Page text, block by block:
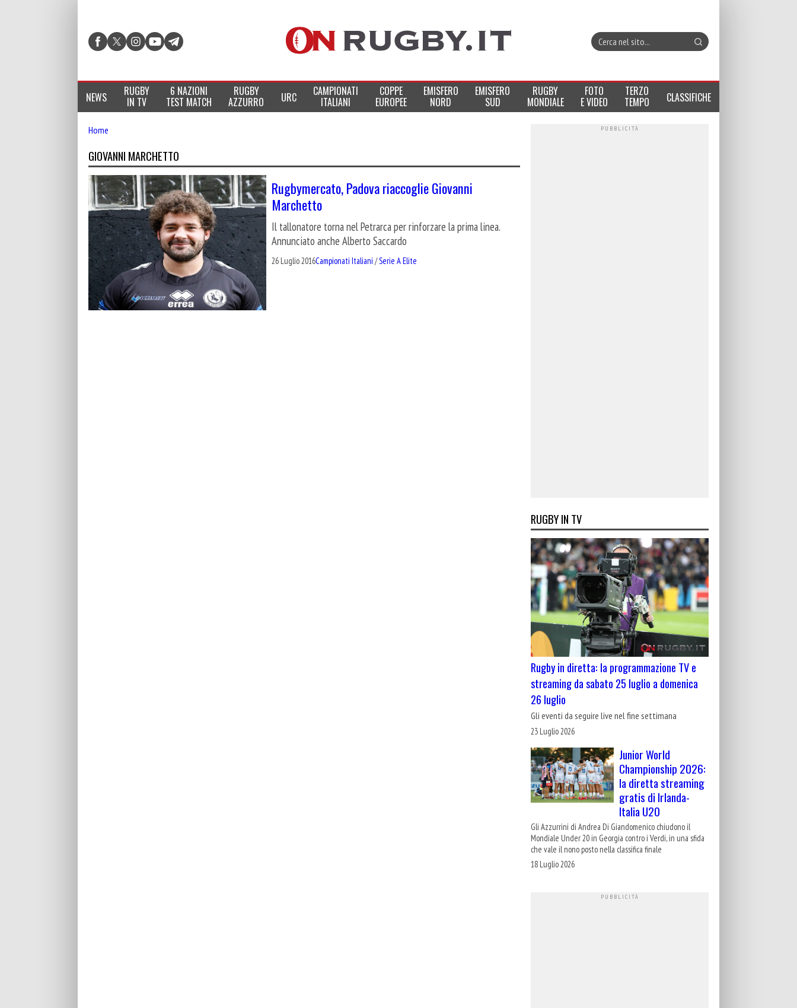
NEWS RUGBY
IN TV
6 NAZIONI
TEST MATCH
RUGBY
AZZURRO URC CAMPIONATI
ITALIANI
COPPE
EUROPEE
EMISFERO
NORD
EMISFERO
SUD
RUGBY
MONDIALE
FOTO
E VIDEO
TERZO
TEMPO CLASSIFICHE
Home
GIOVANNI MARCHETTO
Rugbymercato, Padova riaccoglie Giovanni
Marchetto
Il tallonatore torna nel Petrarca per rinforzare la prima linea.
Annunciato anche Alberto Saccardo
26 Luglio 2016Campionati Italiani /Serie A Elite
RUGBY IN TV
Rugby in diretta: la programmazione TV e
streaming da sabato 25 luglio a domenica
26 luglio
Gli eventi da seguire live nel fine settimana
23 Luglio 2026
Junior World
Championship 2026:
la diretta streaming
gratis di Irlanda-
Italia U20
Gli Azzurrini di Andrea Di Giandomenico chiudono il
Mondiale Under 20 in Georgia contro i Verdi, in una sfida
che vale il nono posto nella classifica finale
18 Luglio 2026